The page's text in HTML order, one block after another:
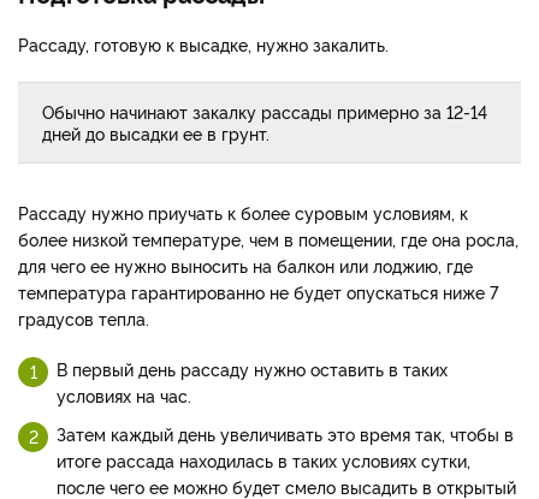
Рассаду, готовую к высадке, нужно закалить.
Обычно начинают закалку рассады примерно за 12-14
дней до высадки ее в грунт.
Рассаду нужно приучать к более суровым условиям, к
более низкой температуре, чем в помещении, где она росла,
для чего ее нужно выносить на балкон или лоджию, где
температура гарантированно не будет опускаться ниже 7
градусов тепла.
В первый день рассаду нужно оставить в таких
условиях на час.
Затем каждый день увеличивать это время так, чтобы в
итоге рассада находилась в таких условиях сутки,
после чего ее можно будет смело высадить в открытый